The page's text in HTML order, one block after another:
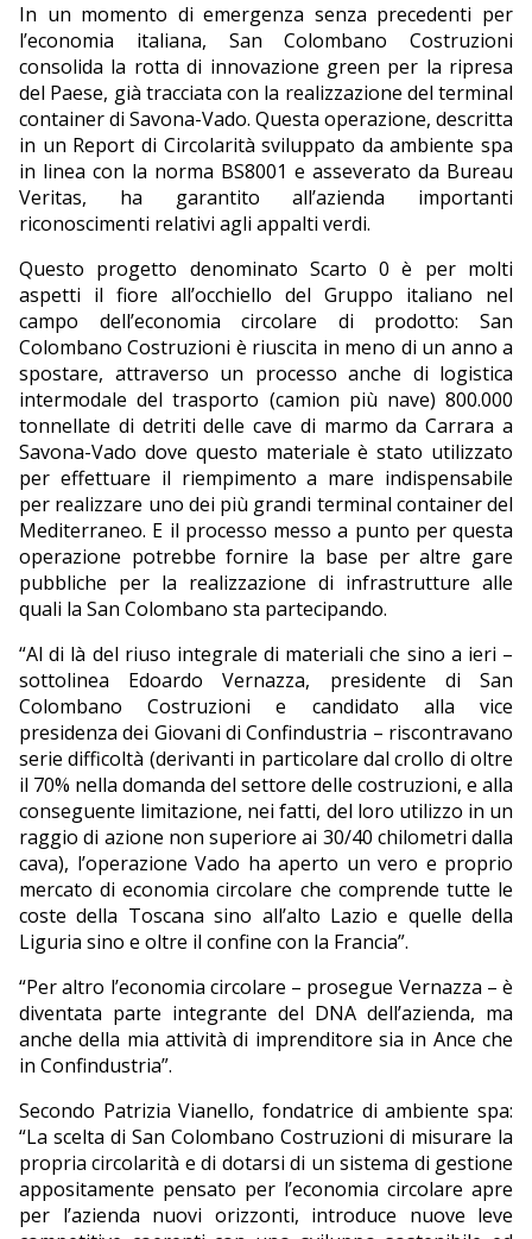
In un momento di emergenza senza precedenti per
l’economia italiana, San Colombano Costruzioni
consolida la rotta di innovazione green per la ripresa
del Paese, già tracciata con la realizzazione del terminal
container di Savona-Vado. Questa operazione, descritta
in un Report di Circolarità sviluppato da ambiente spa
in linea con la norma BS8001 e asseverato da Bureau
Veritas, ha garantito all’azienda importanti
riconoscimenti relativi agli appalti verdi.
Questo progetto denominato Scarto 0 è per molti
aspetti il fiore all’occhiello del Gruppo italiano nel
campo dell’economia circolare di prodotto: San
Colombano Costruzioni è riuscita in meno di un anno a
spostare, attraverso un processo anche di logistica
intermodale del trasporto (camion più nave) 800.000
tonnellate di detriti delle cave di marmo da Carrara a
Savona-Vado dove questo materiale è stato utilizzato
per effettuare il riempimento a mare indispensabile
per realizzare uno dei più grandi terminal container del
Mediterraneo. E il processo messo a punto per questa
operazione potrebbe fornire la base per altre gare
pubbliche per la realizzazione di infrastrutture alle
quali la San Colombano sta partecipando.
“Al di là del riuso integrale di materiali che sino a ieri –
sottolinea Edoardo Vernazza, presidente di San
Colombano Costruzioni e candidato alla vice
presidenza dei Giovani di Confindustria – riscontravano
serie difficoltà (derivanti in particolare dal crollo di oltre
il 70% nella domanda del settore delle costruzioni, e alla
conseguente limitazione, nei fatti, del loro utilizzo in un
raggio di azione non superiore ai 30/40 chilometri dalla
cava), l’operazione Vado ha aperto un vero e proprio
mercato di economia circolare che comprende tutte le
coste della Toscana sino all’alto Lazio e quelle della
Liguria sino e oltre il confine con la Francia”.
“Per altro l’economia circolare – prosegue Vernazza – è
diventata parte integrante del DNA dell’azienda, ma
anche della mia attività di imprenditore sia in Ance che
in Confindustria”.
Secondo Patrizia Vianello, fondatrice di ambiente spa:
“La scelta di San Colombano Costruzioni di misurare la
propria circolarità e di dotarsi di un sistema di gestione
appositamente pensato per l’economia circolare apre
per l’azienda nuovi orizzonti, introduce nuove leve